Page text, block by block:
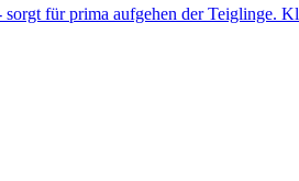
für prima aufgehen der Teiglinge.